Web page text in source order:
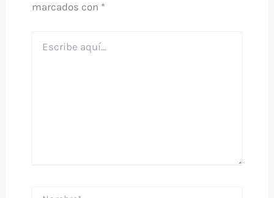
marcados con *
aquí...